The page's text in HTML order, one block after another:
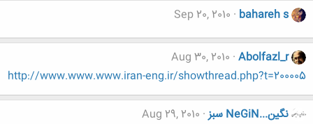
bahareh s
Sep 20, 2010
Abolfazl_r
Aug 30, 2010
http://www.www.www.iran-eng.ir/showthread.php?t=200005
نگين...NeGiN سبز
Aug 29, 2010